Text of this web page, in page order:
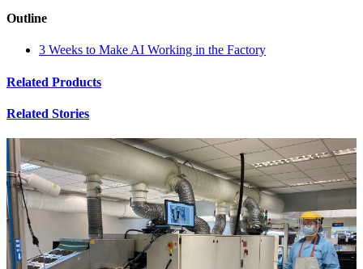
Outline
3 Weeks to Make AI Working in the Factory
Related Products
Related Stories